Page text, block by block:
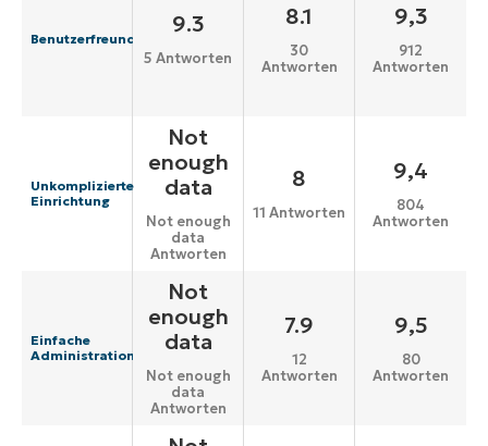
Benutzerfreundlichkeit
9.3
5 Antworten
8.1
30
Antworten
9,3
912
Antworten
Unkomplizierte
Einrichtung
Not
enough
data
Not enough
data
Antworten
8
11 Antworten
9,4
804
Antworten
Einfache
Administration
Not
enough
data
Not enough
data
Antworten
7.9
12
Antworten
9,5
80
Antworten